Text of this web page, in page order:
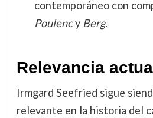
contemporáneo con
Poulency Berg.
Relevancia actual
Irmgard Seefried sigue
relevante en la historia del